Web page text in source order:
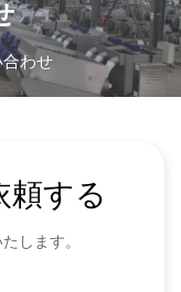
わせ
頼する
します。